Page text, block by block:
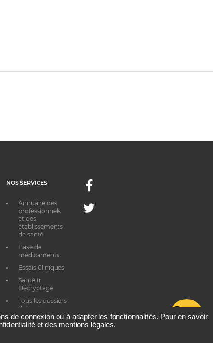
NOS SERVICES
Annuaire des
professionnels
et des
établissements
de santé
Base de
médicaments
Essais Cliniques
Santé.fr
Décryptage
Tous les dossiers
thématiques
Facebook
Twitter
de connexion ou à adapter les fonctionnalités. Pour en savoir
et des mentions légales.